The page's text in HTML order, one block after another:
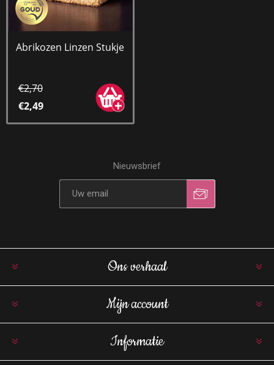
Abrikozen Linzen Stukje
€2,70
€2,49
Nieuwsbrief
Ons verhaal
Mijn account
Informatie